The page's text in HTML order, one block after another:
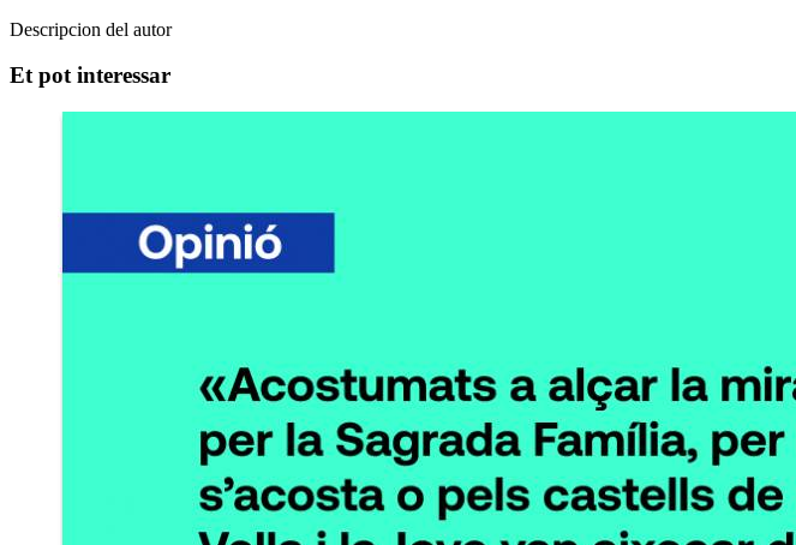
Descripcion del autor
Et pot interessar